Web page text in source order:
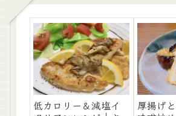
低カロリー＆減塩イ
厚揚げ